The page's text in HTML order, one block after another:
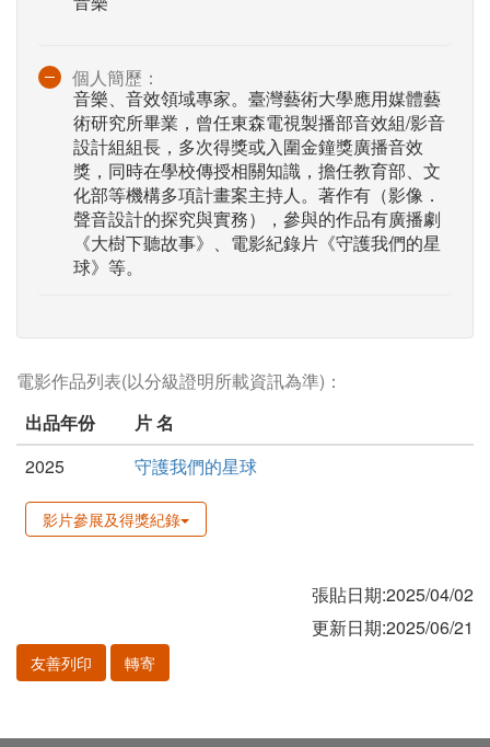
個人簡歷：
音樂、音效領域專家。臺灣藝術大學應用媒體藝
術研究所畢業，曾任東森電視製播部音效組/影音
設計組組長，多次得獎或入圍金鐘獎廣播音效
獎，同時在學校傳授相關知識，擔任教育部、文
化部等機構多項計畫案主持人。著作有（影像．
聲音設計的探究與實務），參與的作品有廣播劇
《大樹下聽故事》、電影紀錄片《守護我們的星
球》等。
電影作品列表(以分級證明所載資訊為準)：
出品年份
片 名
2025
守護我們的星球
影片參展及得獎紀錄
張貼日期:2025/04/02
更新日期:2025/06/21
友善列印 轉寄